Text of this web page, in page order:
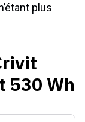
plus
530 Wh